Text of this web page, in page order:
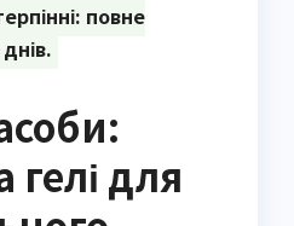
повне
гелі для